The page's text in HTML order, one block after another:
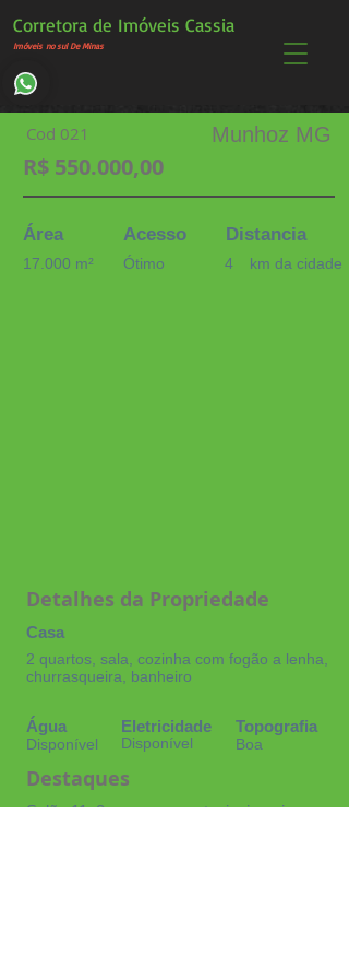
Corretora de Imóveis Cassia
Imóveis no sul De Minas
Cod 021
R$ 550.000,00
Munhoz MG
Área
17.000 m²
Acesso
Ótimo
Distancia
4 km da cidade
Detalhes da Propriedade
Casa
2 quartos, sala, cozinha com fogão a lenha,
churrasqueira, banheiro
Água
Disponível
Eletricidade
Disponível
Topografia
Boa
Destaques
Salão 11x8, area gourmet, piscina, rio ao